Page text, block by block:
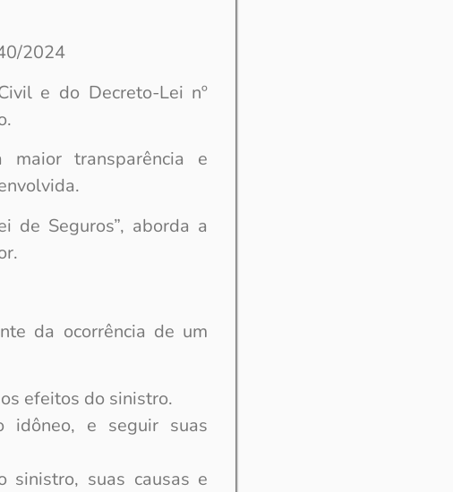
2024
e do Decreto-Lei nº
transparência e
de Seguros”, aborda a
da ocorrência de um
efeitos do sinistro.
idôneo, e seguir suas
sinistro, suas causas e